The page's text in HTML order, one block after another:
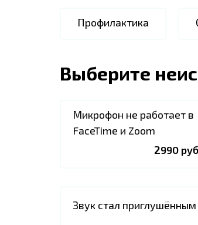
Профилактика
Выберите
Микрофон не работает в
FaceTime и Zoom
2990
Звук стал приглушённым